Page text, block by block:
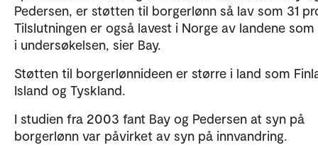
Pedersen, er støtten til borgerlønn så lav som 31
Tilslutningen er også lavest i Norge av landene som
i undersøkelsen, sier Bay.
Støtten til borgerlønnideen er større i land som
Island og Tyskland.
I studien fra 2003 fant Bay og Pedersen at syn på
borgerlønn var påvirket av syn på innvandring.